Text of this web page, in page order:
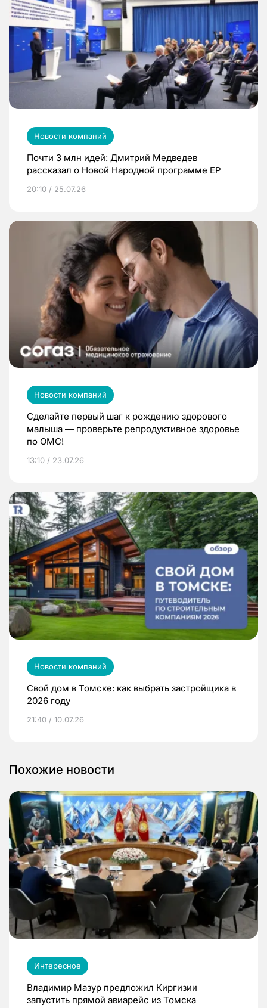
Новости компаний
Почти 3 млн идей: Дмитрий Медведев
рассказал о Новой Народной программе ЕР
20:10 / 25.07.26
Новости компаний
Сделайте первый шаг к рождению здорового
малыша — проверьте репродуктивное здоровье
по ОМС!
13:10 / 23.07.26
Новости компаний
Свой дом в Томске: как выбрать застройщика в
2026 году
21:40 / 10.07.26
Похожие новости
Интересное
Владимир Мазур предложил Киргизии
запустить прямой авиарейс из Томска